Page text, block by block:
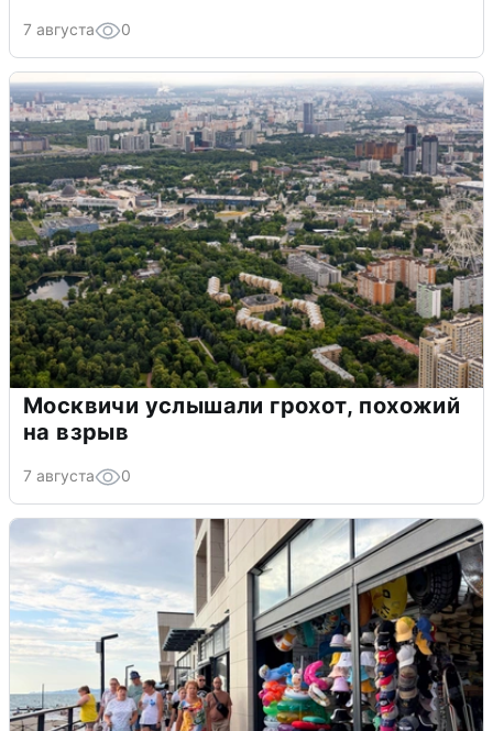
7 августа 0
Москвичи услышали грохот, похожий
на взрыв
7 августа 0